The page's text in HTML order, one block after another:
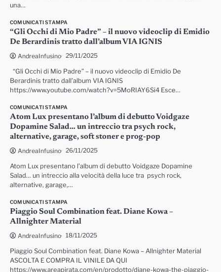
una…
COMUNICATI STAMPA
“Gli Occhi di Mio Padre” – il nuovo videoclip di Emidio
De Berardinis tratto dall’album VIA IGNIS
AndreaInfusino 29/11/2025
“Gli Occhi di Mio Padre” – il nuovo videoclip di Emidio De
Berardinis tratto dall’album VIA IGNIS
https://www.youtube.com/watch?v=5MoRIAY6Si4 Esce…
COMUNICATI STAMPA
Atom Lux presentano l’album di debutto Voidgaze
Dopamine Salad… un intreccio tra psych rock,
alternative, garage, soft stoner e prog-pop
AndreaInfusino 26/11/2025
Atom Lux presentano l’album di debutto Voidgaze Dopamine
Salad… un intreccio alla velocità della luce tra psych rock,
alternative, garage,…
COMUNICATI STAMPA
Piaggio Soul Combination feat. Diane Kowa –
Allnighter Material
AndreaInfusino 18/11/2025
Piaggio Soul Combination feat. Diane Kowa – Allnighter Material
ASCOLTA E COMPRA IL VINILE DA QUI
https://www.areapirata.com/en/prodotto/diane-kowa-the-piaggio-